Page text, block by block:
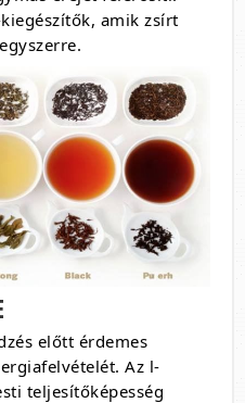
amik zsírt
előtt érdemes
Az l-
teljesítőképesség